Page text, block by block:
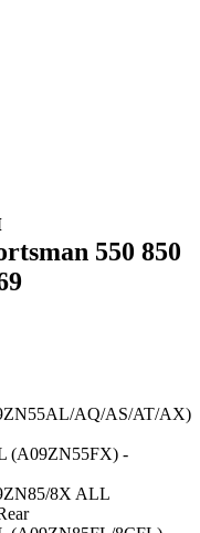
550 850
AQ/AS/AT/AX)
(A09ZN55FX) -
8X ALL